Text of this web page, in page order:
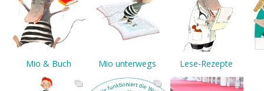
Mio & Buch Mio unterwegs Lese-Rezepte